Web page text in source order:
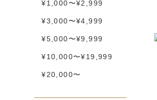
¥1,000〜¥2,999
¥3,000〜¥4,999
¥5,000〜¥9,999
¥10,000〜¥19,999
¥20,000〜